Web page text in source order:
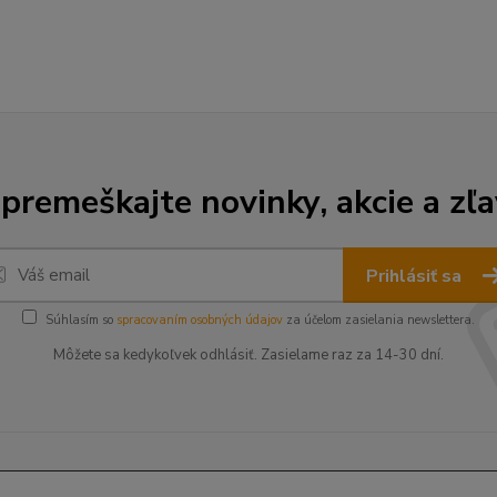
novinky, akcie a
Prihlásiť sa
Súhlasím so spracovaním osobných údajov za účelom zasielania newslettera.
Môžete sa kedykoľvek odhlásiť. Zasielame raz za 14-30 dní.